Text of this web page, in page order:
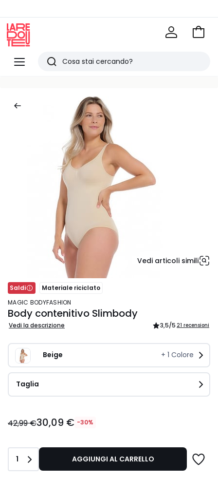
Menu
Redoute
Ricerca
Vai
Vedi articoli simili
Saldi
Materiale riciclato
MAGIC BODYFASHION
Body contenitivo Slimbody
Vedi la descrizione 3,5/5 21 recensioni
Beige + 1 Colore
Taglia
€
30%
42,99 €30,09 € -30%
Quantità
1 AGGIUNGI AL CARRELLO